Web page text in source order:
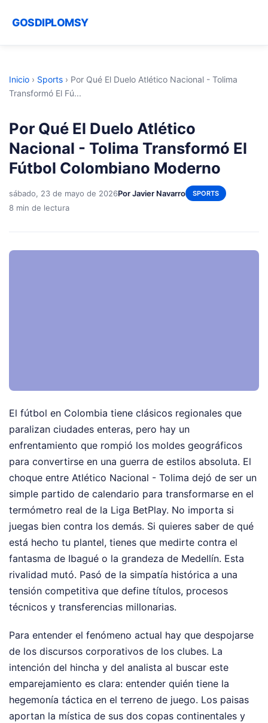
GOSDIPLOMSY
Inicio › Sports › Por Qué El Duelo Atlético Nacional - Tolima
Transformó El Fú...
Por Qué El Duelo Atlético
Nacional - Tolima Transformó El
Fútbol Colombiano Moderno
sábado, 23 de mayo de 2026Por Javier Navarro SPORTS
8 min de lectura
El fútbol en Colombia tiene clásicos regionales que
paralizan ciudades enteras, pero hay un
enfrentamiento que rompió los moldes geográficos
para convertirse en una guerra de estilos absoluta. El
choque entre Atlético Nacional - Tolima dejó de ser un
simple partido de calendario para transformarse en el
termómetro real de la Liga BetPlay. No importa si
juegas bien contra los demás. Si quieres saber de qué
está hecho tu plantel, tienes que medirte contra el
fantasma de Ibagué o la grandeza de Medellín. Esta
rivalidad mutó. Pasó de la simpatía histórica a una
tensión competitiva que define títulos, procesos
técnicos y transferencias millonarias.
Para entender el fenómeno actual hay que despojarse
de los discursos corporativos de los clubes. La
intención del hincha y del analista al buscar este
emparejamiento es clara: entender quién tiene la
hegemonía táctica en el terreno de juego. Los paisas
aportan la mística de sus dos copas continentales y